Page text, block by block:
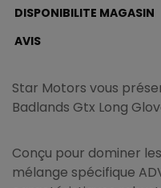
DISPONIBILITE MAGASIN
AVIS
Star Motors vous
Badlands Gtx Long
Conçu pour dominer
mélange spécifique